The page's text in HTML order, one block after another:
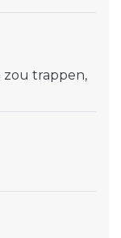
zou trappen,